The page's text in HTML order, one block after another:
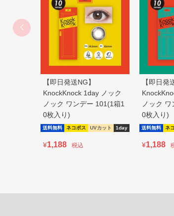
【即日発送NG】
KnockKnock 1day ノック
ノック ワンデー 101(1箱1
0枚入り)
送料無料 ネコポス UVカット 1day
¥1,188 税込
【即日発
ノック
0枚入り)
送料無料 ネ
¥1,188